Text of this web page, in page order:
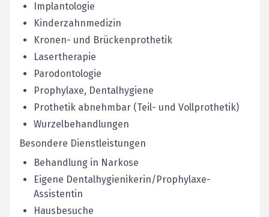
Implantologie
Kinderzahnmedizin
Kronen- und Brückenprothetik
Lasertherapie
Parodontologie
Prophylaxe, Dentalhygiene
Prothetik abnehmbar (Teil- und Vollprothetik)
Wurzelbehandlungen
Besondere Dienstleistungen
Behandlung in Narkose
Eigene Dentalhygienikerin/Prophylaxe-
Assistentin
Hausbesuche